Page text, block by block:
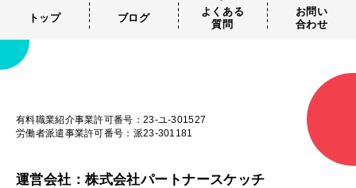
トップ ブログ
よくある
質問
お問い
合わせ
有料職業紹介事業許可番号：23-ユ-301527
労働者派遣事業許可番号：派23-301181
運営会社：株式会社パートナースケッチ